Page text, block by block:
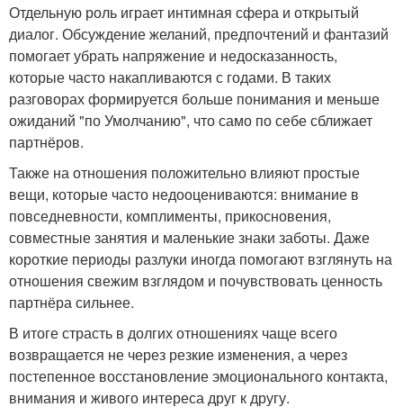
Отдельную роль играет интимная сфера и открытый
диалог. Обсуждение желаний, предпочтений и фантазий
помогает убрать напряжение и недосказанность,
которые часто накапливаются с годами. В таких
разговорах формируется больше понимания и меньше
ожиданий "по Умолчанию", что само по себе сближает
партнёров.
Также на отношения положительно влияют простые
вещи, которые часто недооцениваются: внимание в
повседневности, комплименты, прикосновения,
совместные занятия и маленькие знаки заботы. Даже
короткие периоды разлуки иногда помогают взглянуть на
отношения свежим взглядом и почувствовать ценность
партнёра сильнее.
В итоге страсть в долгих отношениях чаще всего
возвращается не через резкие изменения, а через
постепенное восстановление эмоционального контакта,
внимания и живого интереса друг к другу.